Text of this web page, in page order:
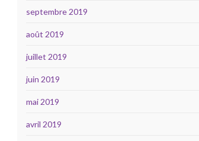
septembre 2019
août 2019
juillet 2019
juin 2019
mai 2019
avril 2019